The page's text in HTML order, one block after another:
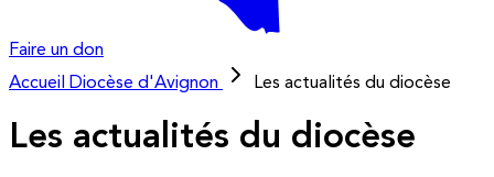
Faire un don
Accueil
Diocèse d'Avignon Les actualités du diocèse
Les actualités du diocèse